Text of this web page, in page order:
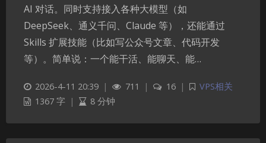
AI 对话。同时支持接入各种大模型（如
DeepSeek、通义千问、Claude 等），还能通过
Skills 扩展技能（比如写公众号文章、代码开发
等）。简单说：一个能干活、能聊天、能…
2026-4-11 20:39 | 711 | 16 |
VPS相关
1367 字 | 8 分钟